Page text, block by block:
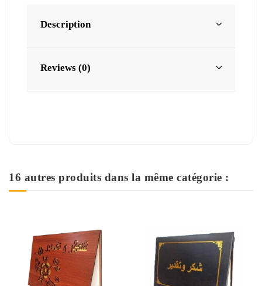
Description
Reviews (0)
16 autres produits dans la même catégorie :